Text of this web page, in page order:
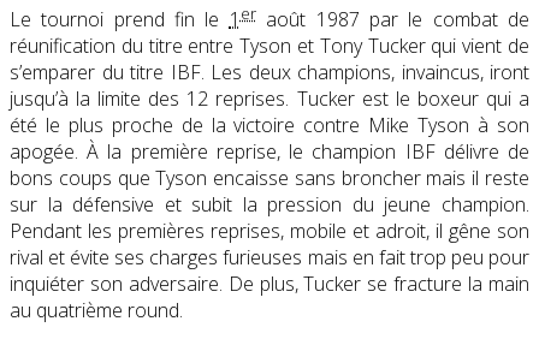
Le tournoi prend fin le 1eraoût 1987 par le combat de
réunification du titre entre Tyson et Tony Tucker qui vient de
s’emparer du titre IBF. Les deux champions, invaincus, iront
jusqu’à la limite des 12 reprises. Tucker est le boxeur qui a
été le plus proche de la victoire contre Mike Tyson à son
apogée. À la première reprise, le champion IBF délivre de
bons coups que Tyson encaisse sans broncher mais il reste
sur la défensive et subit la pression du jeune champion.
Pendant les premières reprises, mobile et adroit, il gêne son
rival et évite ses charges furieuses mais en fait trop peu pour
inquiéter son adversaire. De plus, Tucker se fracture la main
au quatrième round.